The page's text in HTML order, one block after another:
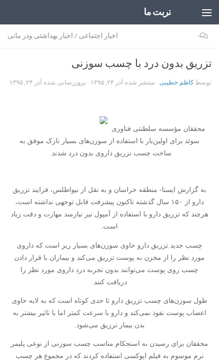
تربت ما
اخبار اجتماعی / اخبار بهداشتی ودر مانی ۰
تزریق بدون درد با چسب سوزنی
توسطکاظم خطیبی · منتشر شده آذر ۲۴, ۱۳۹۵ · بروزرسانی شده آذر ۲۴, ۱۳۹۵
محققان مؤسسه سلطنتی فناوری
سوئد برای اولین‌بار با استفاده از سوزن‌های بسیار نازک موفق به
ساخت چسب تزریق داروی بدون درد شدند.
به گزارش ایسنا- منطقه خراسان و به نقل از نیواطلس، فرایند تزریق
دارو از ۱۵۰ سال گذشته تاکنون پیشرفت قابل توجهی نداشته است،
هرچند که تزریق دارو با استفاده از آمپول نیز نیازمند مهارت و دقت زیاد
است.
چسب جدید تزریق دارو حاوی سوزن‌های بسیار ریز است که داروی
مورد نظر را از مخزن به پوست تزریق می‌کند و بیماران با قرار دادن
چسب روی پوست می‌توانند بدون تجربه درد داروی مورد نظر را
دریافت کنند.
طول سوزن‌های چسب تزریق دارو تا حدی کوتاه است که به لایه حاوی
اعصاب پوست نفوذ نمی‌کند و دارو با سرعت کمتر اما با تاثیر بیشتر به
بدن بیمار ترزیق می‌شود.
محققان برای رسیدن به استحکام مناسب چسب سوزنی از نوعی پلیمر
نرم موسوم به فیلم اپوکسی استفاده کردند که در مجموع هر چسب